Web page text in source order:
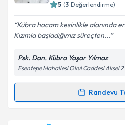
Takvim
Kişisel verilerimin
Metni'ni okudum ve
kapsamda işlenmesini
5 (3 Değerlendirme)
Kübra hocam kesinlikle alanında
Kızımla başladığımız süreçten...
Psk. Dan. Kübra Yaşar Yılmaz
Esentepe Mahallesi Okul Caddesi Aksel
Randevu
Randevu Takvimi